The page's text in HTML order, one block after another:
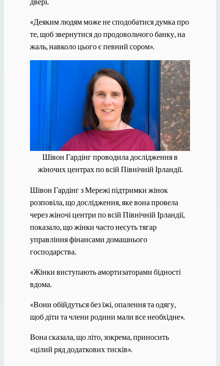
«Деяким людям може не сподобатися думка про
те, щоб звернутися до продовольчого банку, на
жаль, навколо цього є певний сором».
Шівон Гардінг проводила дослідження в
жіночих центрах по всій Північній Ірландії.
Шівон Гардінг з Мережі підтримки жінок
розповіла, що дослідження, яке вона провела
через жіночі центри по всій Північній Ірландії,
показало, що жінки часто несуть тягар
управління фінансами домашнього
господарства.
«Жінки виступають амортизаторами бідності
вдома.
«Вони обійдуться без їжі, опалення та одягу,
щоб діти та члени родини мали все необхідне».
Вона сказала, що літо, зокрема, приносить
«цілий ряд додаткових тисків».